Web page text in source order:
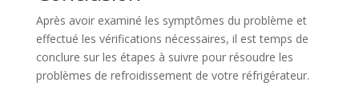
Après avoir examiné les symptômes du problème et
effectué les vérifications nécessaires, il est temps de
conclure sur les étapes à suivre pour résoudre les
problèmes de refroidissement de votre réfrigérateur.